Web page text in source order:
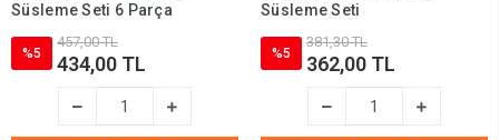
Süsleme Seti 6 Parça
%5
457,00 TL
434,00 TL
Süsleme Seti
%5
381,30 TL
362,00 TL